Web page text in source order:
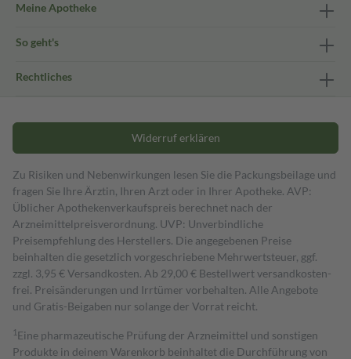
Meine Apotheke
So geht's
Rechtliches
Widerruf erklären
Zu Risiken und Nebenwirkungen lesen Sie die Packungsbeilage und
fragen Sie Ihre Ärztin, Ihren Arzt oder in Ihrer Apotheke. AVP:
Üblicher Apothekenverkaufspreis berechnet nach der
Arzneimittelpreisverordnung. UVP: Unverbindliche
Preisempfehlung des Herstellers. Die angegebenen Preise
beinhalten die gesetzlich vorgeschriebene Mehrwertsteuer, ggf.
zzgl. 3,95 € Versandkosten. Ab 29,00 € Bestell­wert versand­kosten­
frei. Preisänderungen und Irrtümer vorbehalten. Alle Angebote
und Gratis-Beigaben nur solange der Vorrat reicht.
1 Eine pharmazeutische Prüfung der Arzneimittel und sonstigen
Produkte in deinem Warenkorb beinhaltet die Durchführung von